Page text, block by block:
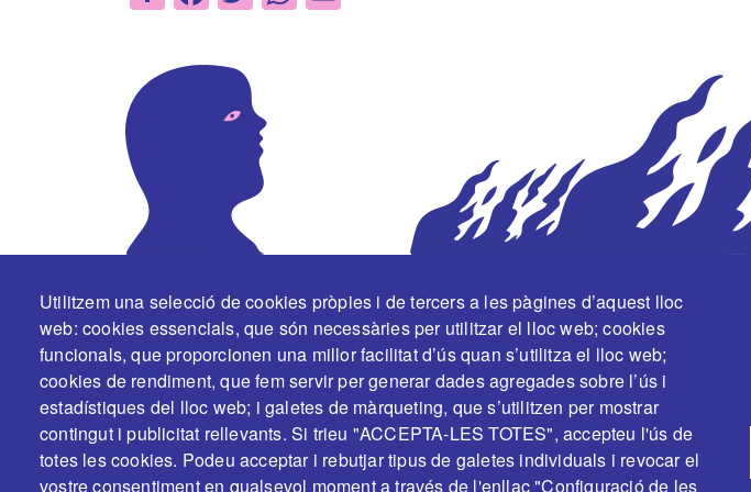
En col·laboració i amb el suport de:
Utilitzem una selecció de cookies pròpies i de tercers a les pàgines d’aquest lloc
web: cookies essencials, que són necessàries per utilitzar el lloc web; cookies
funcionals, que proporcionen una millor facilitat d’ús quan s’utilitza el lloc web;
cookies de rendiment, que fem servir per generar dades agregades sobre l’ús i
estadístiques del lloc web; i galetes de màrqueting, que s’utilitzen per mostrar
contingut i publicitat rellevants. Si trieu "ACCEPTA-LES TOTES", accepteu l'ús de
totes les cookies. Podeu acceptar i rebutjar tipus de galetes individuals i revocar el
vostre consentiment en qualsevol moment a través de l'enllaç "Configuració de les